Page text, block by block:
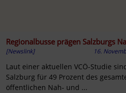
Regionalbusse prägen Salzburgs
[Newslink] 16.
Laut einer aktuellen VCÖ-Studie
Salzburg für 49 Prozent des
öffentlichen Nah- und ...